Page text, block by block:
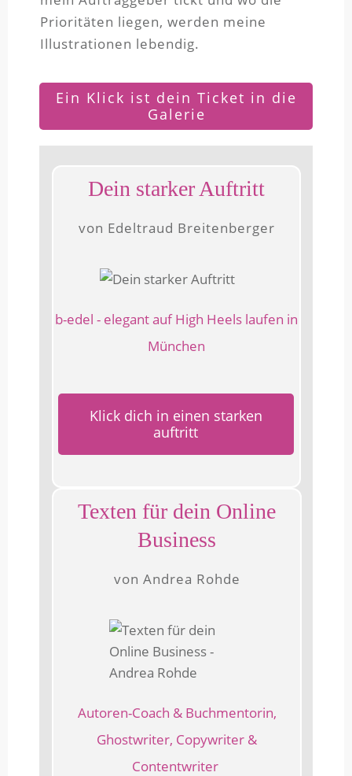
Prioritäten liegen, werden meine
Illustrationen lebendig.
Ein Klick ist dein Ticket in die
Galerie
Dein starker Auftritt
von Edeltraud Breitenberger
b-edel - elegant auf High Heels laufen in
München
Klick dich in einen starken
auftritt
Texten für dein Online
Business
von Andrea Rohde
Autoren-Coach & Buchmentorin,
Ghostwriter, Copywriter &
Contentwriter